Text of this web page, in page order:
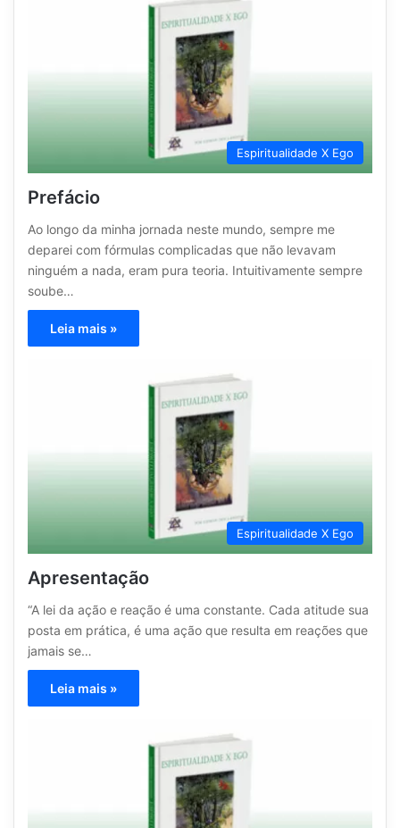
Espiritualidade X Ego
Prefácio
Ao longo da minha jornada neste mundo, sempre me
deparei com fórmulas complicadas que não levavam
ninguém a nada, eram pura teoria. Intuitivamente sempre
soube…
Leia mais »
Espiritualidade X Ego
Apresentação
“A lei da ação e reação é uma constante. Cada atitude sua
posta em prática, é uma ação que resulta em reações que
jamais se…
Leia mais »